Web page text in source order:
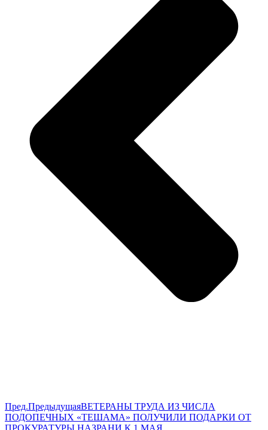
Пред.ПредыдущаяВЕТЕРАНЫ ТРУДА ИЗ ЧИСЛА
ПОДОПЕЧНЫХ «ТЕШАМА» ПОЛУЧИЛИ ПОДАРКИ ОТ
ПРОКУРАТУРЫ НАЗРАНИ К 1 МАЯ